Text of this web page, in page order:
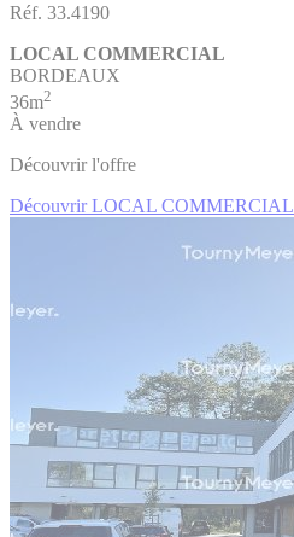
Réf. 33.4190
LOCAL COMMERCIAL
BORDEAUX
36m2
À vendre
Découvrir l'offre
Découvrir LOCAL COMMERCIAL